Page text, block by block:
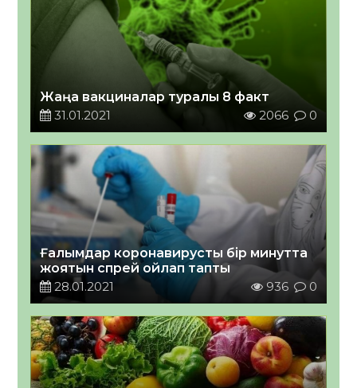
Жаңа вакциналар туралы 8 факт
31.01.2021
2066 0
Ғалымдар коронавирусты бір минутта
жоятын спрей ойлап тапты
28.01.2021
936 0